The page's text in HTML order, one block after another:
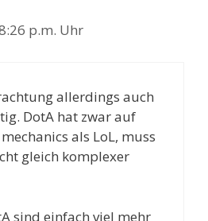
p.m. Uhr
allerdings auch
DotA hat zwar auf
als LoL, muss
gleich komplexer
sind einfach viel mehr